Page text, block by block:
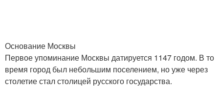
Основание Москвы
Первое упоминание Москвы датируется 1147 годом. В то
время город был небольшим поселением, но уже через
столетие стал столицей русского государства.